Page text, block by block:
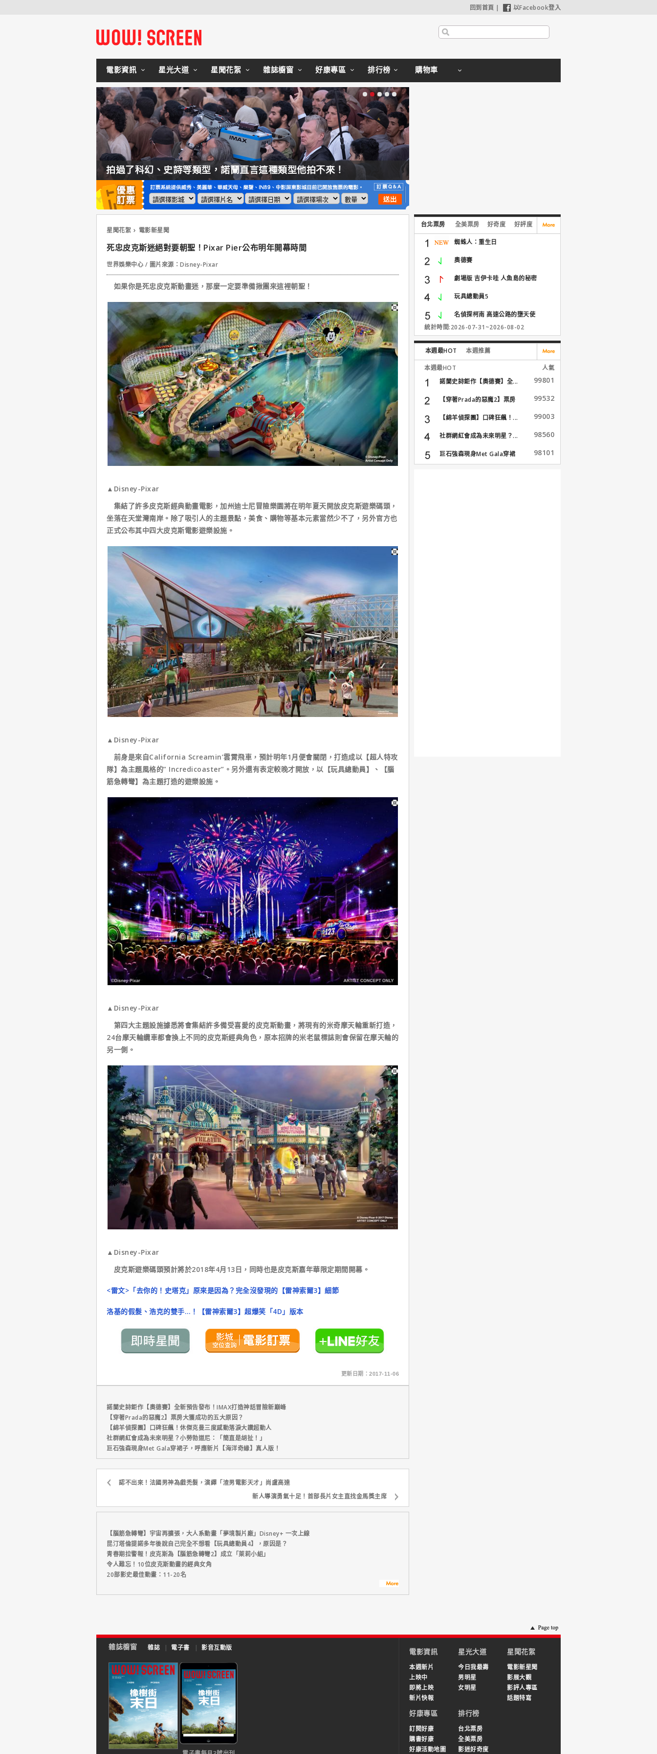
回到首頁 | 以Facebook登入
電影資訊 星光大道 星聞花絮 雜誌櫥窗 好康專區 排行榜 購物車
拍過了科幻、史詩等類型，諾蘭直言這種類型他拍不來！
星聞花絮 電影新星聞
死忠皮克斯迷絕對要朝聖！Pixar Pier公布明年開幕時間
世界娛樂中心 / 圖片來源：Disney-Pixar
如果你是死忠皮克斯動畫迷，那麼一定要準備揪團來這裡朝聖！
▲Disney-Pixar
集結了許多皮克斯經典動畫電影，加州迪士尼冒險樂園將在明年夏天開放皮克斯遊樂碼頭，
坐落在天堂灣南岸。除了吸引人的主題景點，美食、購物等基本元素當然少不了，另外官方也
正式公布其中四大皮克斯電影遊樂設施。
▲Disney-Pixar
前身是來自California Screamin’雲霄飛車，預計明年1月便會關閉，打造成以【超人特攻
隊】為主題風格的” Incredicoaster”。另外還有表定較晚才開放，以【玩具總動員】、【腦
筋急轉彎】為主題打造的遊樂設施。
▲Disney-Pixar
第四大主題設施據悉將會集結許多備受喜愛的皮克斯動畫，將現有的米奇摩天輪重新打造，
24台摩天輪纜車都會換上不同的皮克斯經典角色，原本招牌的米老鼠標誌則會保留在摩天輪的
另一側。
▲Disney-Pixar
皮克斯遊樂碼頭預計將於2018年4月13日，同時也是皮克斯嘉年華限定期間開幕。
<雷文>「去你的！史塔克」原來是因為？完全沒發現的【雷神索爾3】細節
洛基的假髮、浩克的雙手…！【雷神索爾3】超爆笑「4D」版本
更新日期：2017-11-06
諾蘭史詩鉅作【奧德賽】全新預告發布！IMAX打造神話冒險新巔峰
【穿著Prada的惡魔2】票房大獲成功的五大原因？
【綿羊偵探團】口碑狂飆！休傑克曼三度感動落淚大讚超動人
社群網紅會成為未來明星？小勞勃道尼：「簡直是胡扯！」
巨石強森現身Met Gala穿裙子，呼應新片【海洋奇緣】真人版！
認不出來！法國男神為戲禿髮，演繹「渣男電影天才」尚盧高達
新人導演勇氣十足！首部長片女主直找金馬獎主席
【腦筋急轉彎】宇宙再擴張，大人系動畫「夢境製片廠」Disney+ 一次上線
昆汀塔倫提諾多年後說自己完全不想看【玩具總動員4】，原因是？
青春期拉警報！皮克斯為【腦筋急轉彎2】成立「萊莉小組」
令人難忘！10位皮克斯動畫的經典女角
20部影史最佳動畫：11-20名
台北票房 全美票房 好奇度 好評度
蜘蛛人：重生日
奧德賽
劇場版 吉伊卡哇 人魚島的秘密
玩具總動員5
名偵探柯南 高速公路的墮天使
統計時間:2026-07-31~2026-08-02
本週最HOT 本週推薦
本週最HOT
人氣
諾蘭史詩鉅作【奧德賽】全...
99801
【穿著Prada的惡魔2】票房
99532
【綿羊偵探團】口碑狂飆！... 99003
社群網紅會成為未來明星？... 98560
巨石強森現身Met Gala穿裙
子...
98101
雜誌櫥窗 雜誌 | 電子書 | 影音互動版 電影資訊
本週新片
上映中
即將上映
新片快報
星光大道
今日我最壽
男明星
女明星
星聞花絮
電影新星聞
影展大觀
影評人專區
話題特寫
好康專區
訂閱好康
購書好康
好康活動地圖
排行榜
台北票房
全美票房
影迷好奇度